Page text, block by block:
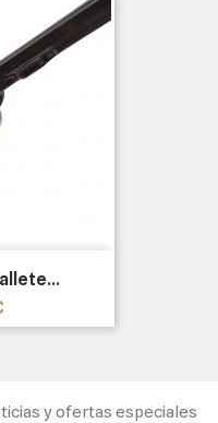
y ofertas especiales